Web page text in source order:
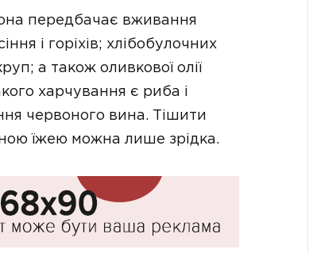
передбачає вживання
і горіхів; хлібобулочних
а також оливкової олії
харчування є риба і
червоного вина. Тішити
їжею можна лише зрідка.